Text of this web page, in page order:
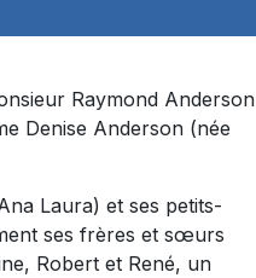
Raymond Anderson
Denise Anderson (née
Laura) et ses petits-
ses frères et sœurs
Robert et René, un